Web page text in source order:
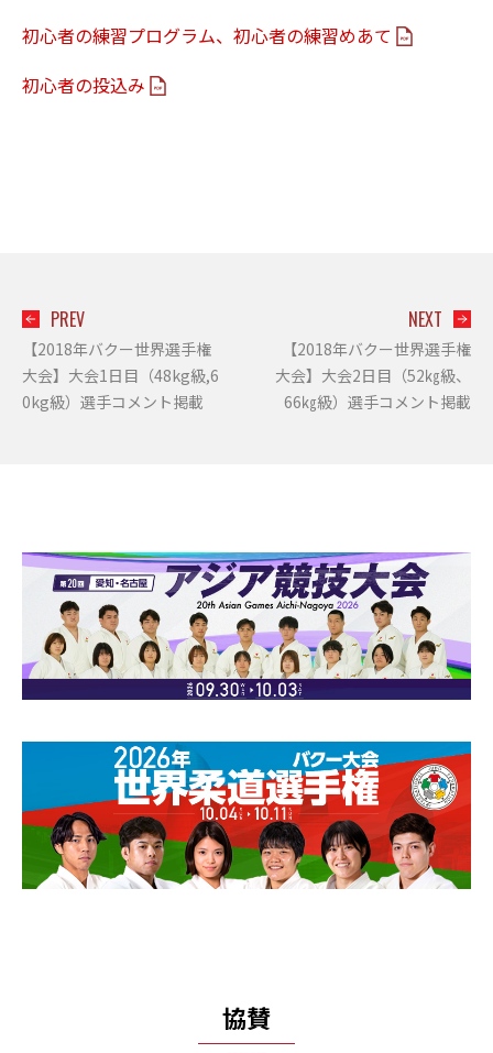
初心者の練習プログラム、初心者の練習めあて
初心者の投込み
PREV
【2018年バクー世界選手権
大会】大会1日目（48kg級,6
0kg級）選手コメント掲載
NEXT
【2018年バクー世界選手権
大会】大会2日目（52㎏級、
66㎏級）選手コメント掲載
協賛